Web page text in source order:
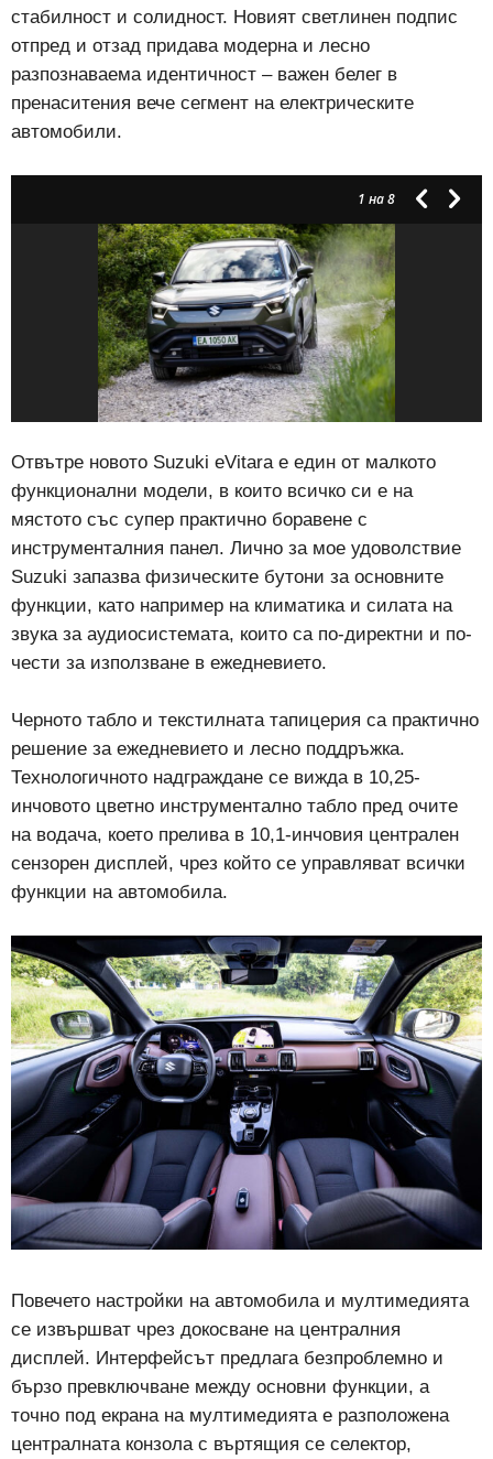
стабилност и солидност. Новият светлинен подпис
отпред и отзад придава модерна и лесно
разпознаваема идентичност – важен белег в
пренаситения вече сегмент на електрическите
автомобили.
1 на 8
Отвътре новото Suzuki eVitara е един от малкото
функционални модели, в които всичко си е на
мястото със супер практично боравене с
инструменталния панел. Лично за мое удоволствие
Suzuki запазва физическите бутони за основните
функции, като например на климатика и силата на
звука за аудиосистемата, които са по-директни и по-
чести за използване в ежедневието.
Черното табло и текстилната тапицерия са практично
решение за ежедневието и лесно поддръжка.
Технологичното надграждане се вижда в 10,25-
инчовото цветно инструментално табло пред очите
на водача, което прелива в 10,1-инчовия централен
сензорен дисплей, чрез който се управляват всички
функции на автомобила.
Повечето настройки на автомобила и мултимедията
се извършват чрез докосване на централния
дисплей. Интерфейсът предлага безпроблемно и
бързо превключване между основни функции, а
точно под екрана на мултимедията е разположена
централната конзола с въртящия се селектор,